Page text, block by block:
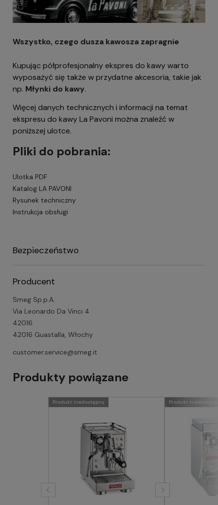
Wszystko, czego dusza kawosza zapragnie
Kupując półprofesjonalny ekspres do kawy warto
wyposażyć się także w przydatne akcesoria, takie jak
np. Młynki do kawy.
Więcej danych technicznych i informacji na temat
ekspresu do kawy La Pavoni można znaleźć w
poniższej ulotce.
Pliki do pobrania:
Ulotka PDF
Katalog LA PAVONI
Rysunek techniczny
Instrukcja obsługi
Bezpieczeństwo
Producent
Smeg Sp.p.A.
Via Leonardo Da Vinci 4
42016
42016 Guastalla, Włochy
customer.service@smeg.it
Produkty powiązane
Produkt niedostępny Produkt